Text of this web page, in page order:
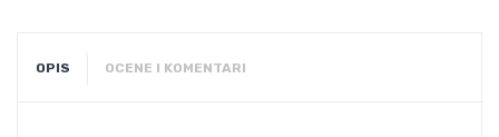
OPIS OCENE I KOMENTARI